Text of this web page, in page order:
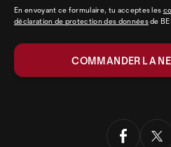
En envoyant ce formulaire, tu acceptes les
déclaration de protection des donnéesde